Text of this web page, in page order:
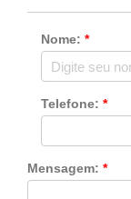
Nome: *
Telefone: *
Mensagem: *